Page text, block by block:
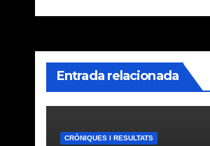
entradas
Entrada relacionada
CRÒNIQUES I RESULTATS